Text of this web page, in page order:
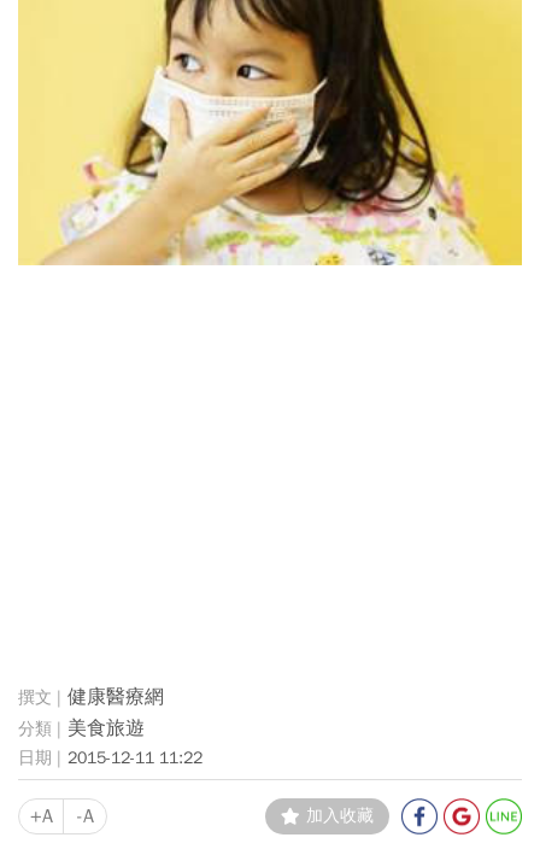
健康醫療網
美食旅遊
2015-12-11 11:22
+A -A 加入收藏